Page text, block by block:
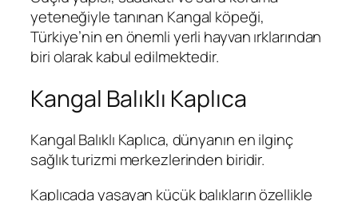
yeteneğiyle tanınan Kangal köpeği,
Türkiye’nin en önemli yerli hayvan ırklarından
biri olarak kabul edilmektedir.
Kangal Balıklı Kaplıca
Kangal Balıklı Kaplıca, dünyanın en ilginç
sağlık turizmi merkezlerinden biridir.
Kaplıcada yaşayan küçük balıkların özellikle